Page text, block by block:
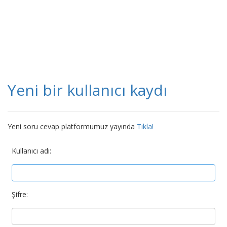
Yeni bir kullanıcı kaydı
Yeni soru cevap platformumuz yayında Tıkla!
Kullanıcı adı:
Şifre: